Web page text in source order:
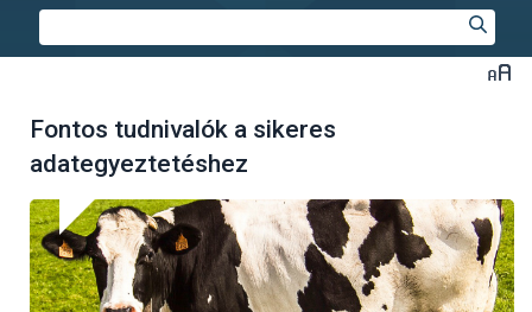
Fontos tudnivalók a sikeres
adategyeztetéshez